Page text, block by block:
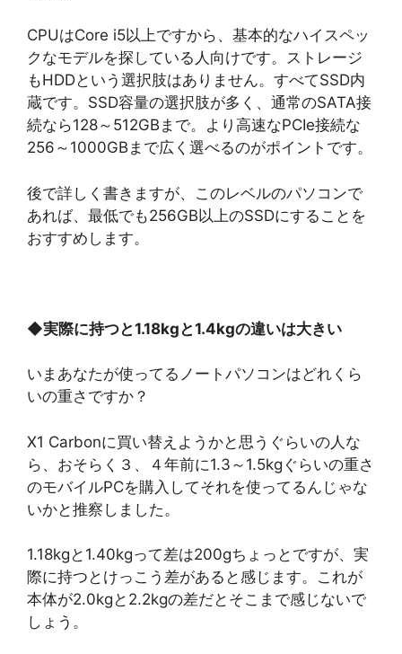
CPUはCore i5以上ですから、基本的なハイスペッ
クなモデルを探している人向けです。ストレージ
もHDDという選択肢はありません。すべてSSD内
蔵です。SSD容量の選択肢が多く、通常のSATA接
続なら128～512GBまで。より高速なPCIe接続な
256～1000GBまで広く選べるのがポイントです。
後で詳しく書きますが、このレベルのパソコンで
あれば、最低でも256GB以上のSSDにすることを
おすすめします。
◆実際に持つと1.18kgと1.4kgの違いは大きい
いまあなたが使ってるノートパソコンはどれくら
いの重さですか？
X1 Carbonに買い替えようかと思うぐらいの人な
ら、おそらく３、４年前に1.3～1.5kgぐらいの重さ
のモバイルPCを購入してそれを使ってるんじゃな
いかと推察しました。
1.18kgと1.40kgって差は200gちょっとですが、実
際に持つとけっこう差があると感じます。これが
本体が2.0kgと2.2kgの差だとそこまで感じないで
しょう。